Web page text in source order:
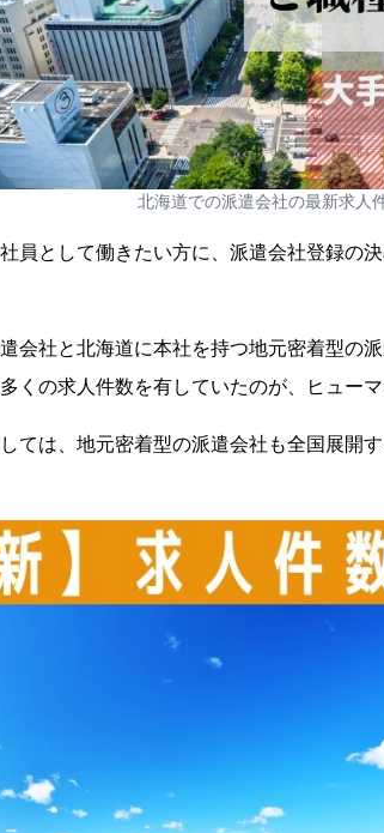
北海道での派遣会社の最新求人
員として働きたい方に、派遣会社登録の
会社と北海道に本社を持つ地元密着型の
くの求人件数を有していたのが、ヒューマ
ては、地元密着型の派遣会社も全国展開